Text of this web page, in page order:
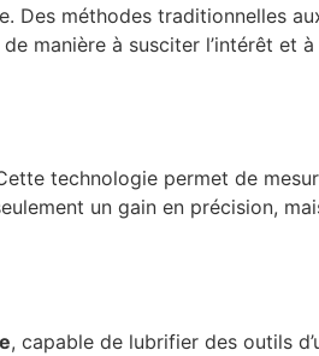
Des méthodes traditionnelles
manière à susciter l’intérêt et
technologie permet de
un gain en précision,
, capable de lubrifier des outils